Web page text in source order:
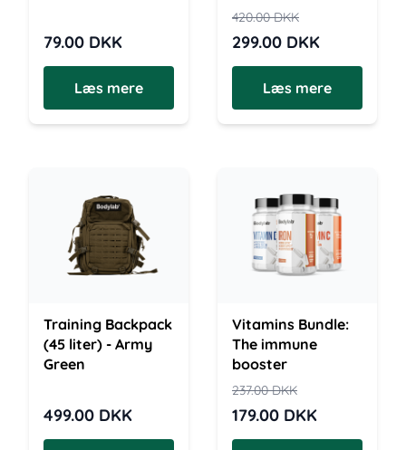
79.00 DKK
Læs mere
420.00DKK
299.00 DKK
Læs mere
Training Backpack
(45 liter) - Army
Green
499.00 DKK
Vitamins Bundle:
The immune
booster
237.00DKK
179.00 DKK